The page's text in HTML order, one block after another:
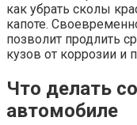
как убрать сколы
капоте.
позволит продлить
кузов от коррозии и
Что делать
автомобиле